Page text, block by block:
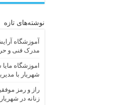
نوشته‌های تازه
آموزشگاه
مدرک فنی و
اموزشگاه
شهریار با
راز و رمز
زنانه در شهریار